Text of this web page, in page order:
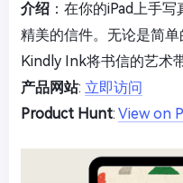
介绍 ：在你的iPad上手
精美的信件。无论是简单
Kindly Ink将书信的艺术
产品网站: 立即访问
Product Hunt: View on